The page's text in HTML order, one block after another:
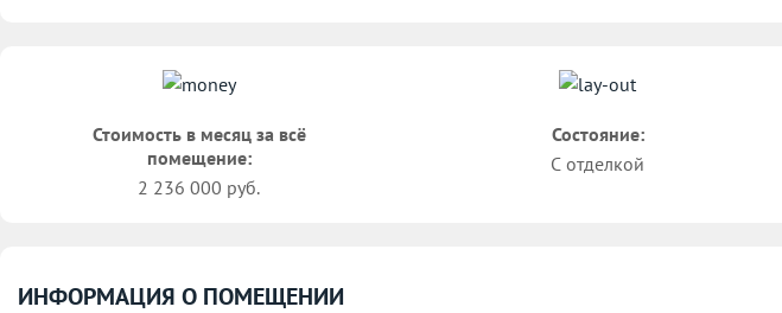
Стоимость в месяц за всё
помещение:
2 236 000 руб.
Состояние:
С отделкой
ИНФОРМАЦИЯ О ПОМЕЩЕНИИ